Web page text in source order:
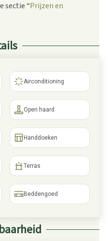
sectie “Prijzen en
Airconditioning
Open haard
Handdoeken
Terras
Beddengoed